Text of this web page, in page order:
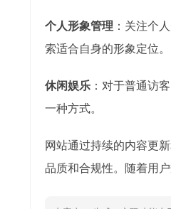
个人形象管理 ：关注个
索适合自身的形象定位。
休闲娱乐 ：对于普通访
一种方式。
网站通过持续的内容更
品质和合规性。随着用